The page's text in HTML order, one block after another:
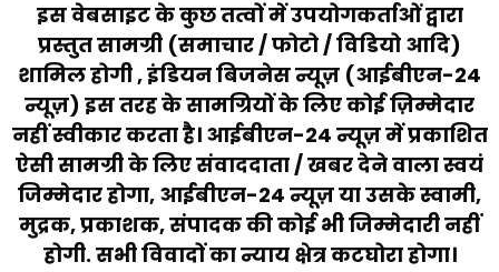
इस वेबसाइट के कुछ तत्वों में उपयोगकर्ताओं द्वारा
प्रस्तुत सामग्री (समाचार / फोटो / विडियो आदि)
शामिल होगी , इंडियन बिजनेस न्यूज़ (आईबीएन-24
न्यूज़) इस तरह के सामग्रियों के लिए कोई ज़िम्मेदार
नहीं स्वीकार करता है। आईबीएन-24 न्यूज़ में प्रकाशित
ऐसी सामग्री के लिए संवाददाता / खबर देने वाला स्वयं
जिम्मेदार होगा, आईबीएन-24 न्यूज़ या उसके स्वामी,
मुद्रक, प्रकाशक, संपादक की कोई भी जिम्मेदारी नहीं
होगी. सभी विवादों का न्याय क्षेत्र कटघोरा होगा।